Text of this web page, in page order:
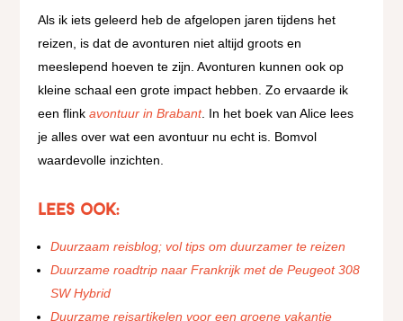
Als ik iets geleerd heb de afgelopen jaren tijdens het
reizen, is dat de avonturen niet altijd groots en
meeslepend hoeven te zijn. Avonturen kunnen ook op
kleine schaal een grote impact hebben. Zo ervaarde ik
een flinkavontuur in Brabant. In het boek van Alice lees
je alles over wat een avontuur nu echt is. Bomvol
waardevolle inzichten.
Lees ook:
Duurzaam reisblog; vol tips om duurzamer te reizen
Duurzame roadtrip naar Frankrijk met de Peugeot 308
SW Hybrid
Duurzame reisartikelen voor een groene vakantie